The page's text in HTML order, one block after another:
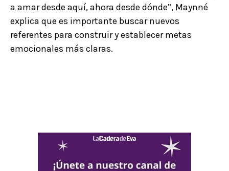
a amar desde aquí, ahora desde dónde”, Maynné
explica que es importante buscar nuevos
referentes para construir y establecer metas
emocionales más claras.